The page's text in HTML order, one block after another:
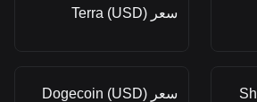
سعر Terra (USD)
سعر Dogecoin (USD)